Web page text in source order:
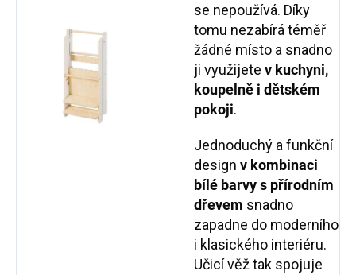
se nepoužívá. Díky
tomu nezabírá téměř
žádné místo a snadno
ji využijete v kuchyni,
koupelně i dětském
pokoji.
Jednoduchý a funkční
design v kombinaci
bílé barvy s přírodním
dřevem snadno
zapadne do moderního
i klasického interiéru.
Učicí věž tak spojuje